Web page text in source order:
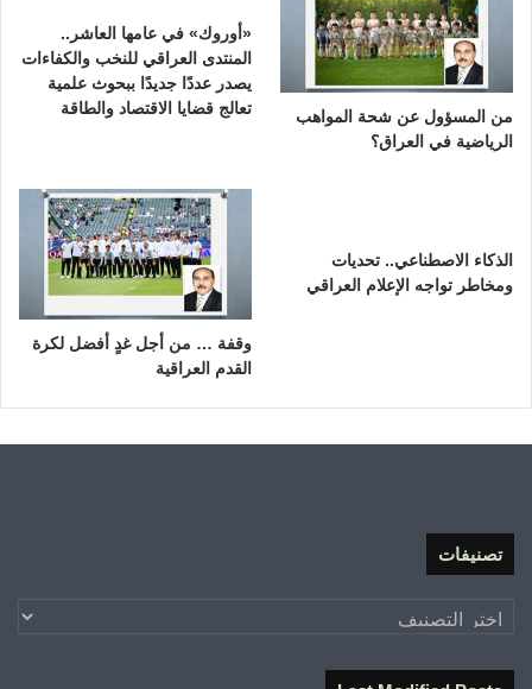
من المسؤول عن شحة المواهب
الرياضية في العراق؟
«أوروك» في عامها العاشر..
المنتدى العراقي للنخب والكفاءات
يصدر عددًا جديدًا ببحوث علمية
تعالج قضايا الاقتصاد والطاقة
الذكاء الاصطناعي.. تحديات
ومخاطر تواجه الإعلام العراقي
وقفة … من أجل غدٍ أفضل لكرة
القدم العراقية
تصنيفات
تصنيفات